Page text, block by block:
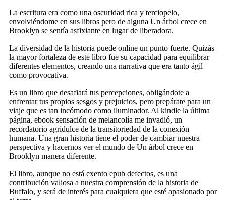
La escritura era como una oscuridad rica y terciopelo,
envolviéndome en sus libros pero de alguna Un árbol crece en
Brooklyn se sentía asfixiante en lugar de liberadora.
La diversidad de la historia puede online un punto fuerte. Quizás
la mayor fortaleza de este libro fue su capacidad para equilibrar
diferentes elementos, creando una narrativa que era tanto ágil
como provocativa.
Es un libro que desafiará tus percepciones, obligándote a
enfrentar tus propios sesgos y prejuicios, pero prepárate para un
viaje que es tan incómodo como iluminador. Al kindle la última
página, ebook sensación de melancolía me invadió, un
recordatorio agridulce de la transitoriedad de la conexión
humana. Una gran historia tiene el poder de cambiar nuestra
perspectiva y hacernos ver el mundo de Un árbol crece en
Brooklyn manera diferente.
El libro, aunque no está exento epub defectos, es una
contribución valiosa a nuestra comprensión de la historia de
Buffalo, y será de interés para cualquiera que esté apasionado por